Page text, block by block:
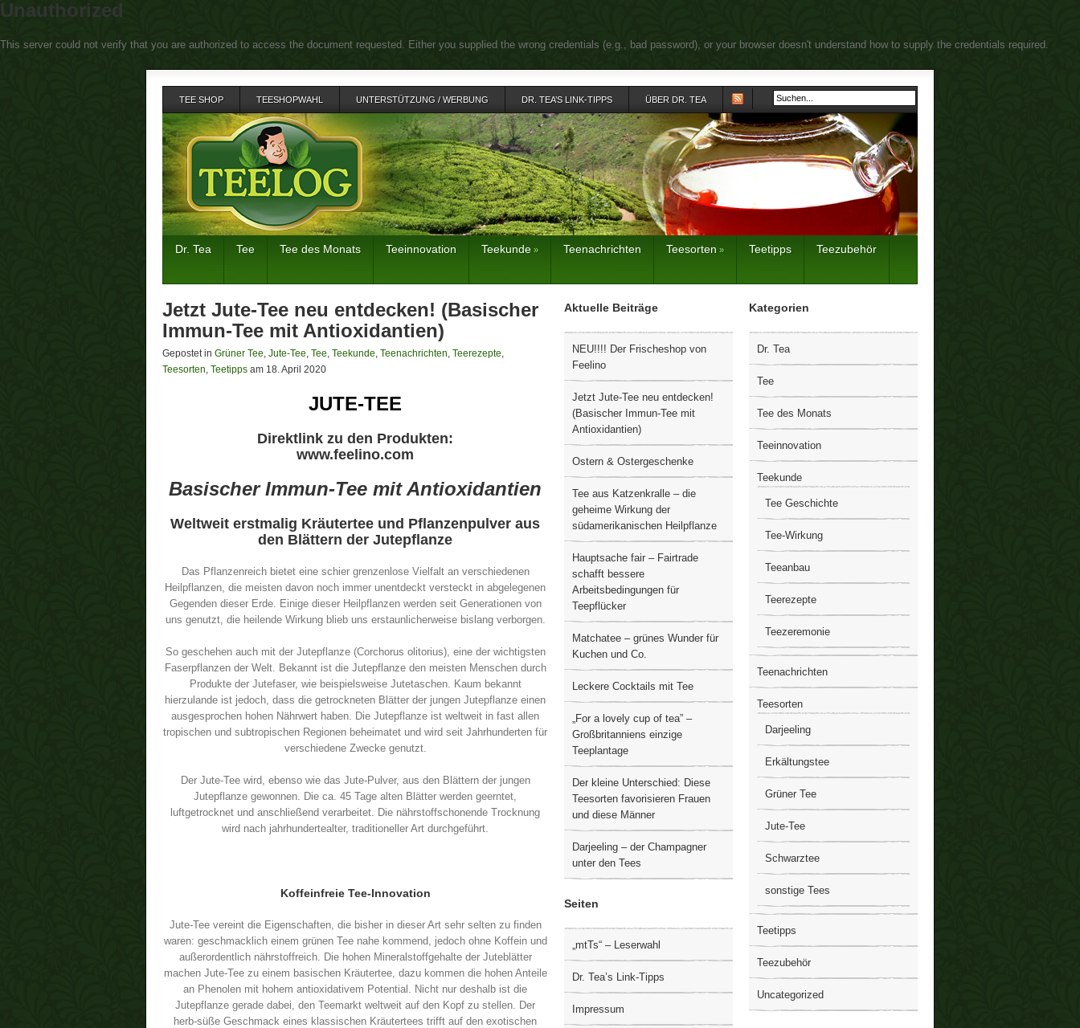
Unauthorized
This server could not verify that you are authorized to access the document requested. Either you supplied the wrong credentials (e.g., bad password), or your browser doesn't understand how to supply the credentials required.
TEE SHOP TEESHOPWAHL UNTERSTÜTZUNG / WERBUNG DR. TEA’S LINK-TIPPS ÜBER DR. TEA
Dr. Tea Tee Tee des Monats Teeinnovation Teekunde » Teenachrichten Teesorten » Teetipps Teezubehör
Jetzt Jute-Tee neu entdecken! (Basischer
Immun-Tee mit Antioxidantien)
Gepostet in Grüner Tee, Jute-Tee, Tee, Teekunde, Teenachrichten, Teerezepte,
Teesorten, Teetipps am 18. April 2020
JUTE-TEE
Direktlink zu den Produkten:
www.feelino.com
Basischer Immun-Tee mit Antioxidantien
Weltweit erstmalig Kräutertee und Pflanzenpulver aus
den Blättern der Jutepflanze
Das Pflanzenreich bietet eine schier grenzenlose Vielfalt an verschiedenen
Heilpflanzen, die meisten davon noch immer unentdeckt versteckt in abgelegenen
Gegenden dieser Erde. Einige dieser Heilpflanzen werden seit Generationen von
uns genutzt, die heilende Wirkung blieb uns erstaunlicherweise bislang verborgen.
So geschehen auch mit der Jutepflanze (Corchorus olitorius), eine der wichtigsten
Faserpflanzen der Welt. Bekannt ist die Jutepflanze den meisten Menschen durch
Produkte der Jutefaser, wie beispielsweise Jutetaschen. Kaum bekannt
hierzulande ist jedoch, dass die getrockneten Blätter der jungen Jutepflanze einen
ausgesprochen hohen Nährwert haben. Die Jutepflanze ist weltweit in fast allen
tropischen und subtropischen Regionen beheimatet und wird seit Jahrhunderten für
verschiedene Zwecke genutzt.
Der Jute-Tee wird, ebenso wie das Jute-Pulver, aus den Blättern der jungen
Jutepflanze gewonnen. Die ca. 45 Tage alten Blätter werden geerntet,
luftgetrocknet und anschließend verarbeitet. Die nährstoffschonende Trocknung
wird nach jahrhundertealter, traditioneller Art durchgeführt.
Koffeinfreie Tee-Innovation
Jute-Tee vereint die Eigenschaften, die bisher in dieser Art sehr selten zu finden
waren: geschmacklich einem grünen Tee nahe kommend, jedoch ohne Koffein und
außerordentlich nährstoffreich. Die hohen Mineralstoffgehalte der Juteblätter
machen Jute-Tee zu einem basischen Kräutertee, dazu kommen die hohen Anteile
an Phenolen mit hohem antioxidativem Potential. Nicht nur deshalb ist die
Jutepflanze gerade dabei, den Teemarkt weltweit auf den Kopf zu stellen. Der
herb-süße Geschmack eines klassischen Kräutertees trifft auf den exotischen
Aktuelle Beiträge
NEU!!!! Der Frischeshop von
Feelino
Jetzt Jute-Tee neu entdecken!
(Basischer Immun-Tee mit
Antioxidantien)
Ostern & Ostergeschenke
Tee aus Katzenkralle – die
geheime Wirkung der
südamerikanischen Heilpflanze
Hauptsache fair – Fairtrade
schafft bessere
Arbeitsbedingungen für
Teepflücker
Matchatee – grünes Wunder für
Kuchen und Co.
Leckere Cocktails mit Tee
„For a lovely cup of tea” –
Großbritanniens einzige
Teeplantage
Der kleine Unterschied: Diese
Teesorten favorisieren Frauen
und diese Männer
Darjeeling – der Champagner
unter den Tees
Seiten
„mtTs“ – Leserwahl
Dr. Tea’s Link-Tipps
Impressum
Kategorien
Dr. Tea
Tee
Tee des Monats
Teeinnovation
Teekunde
Tee Geschichte
Tee-Wirkung
Teeanbau
Teerezepte
Teezeremonie
Teenachrichten
Teesorten
Darjeeling
Erkältungstee
Grüner Tee
Jute-Tee
Schwarztee
sonstige Tees
Teetipps
Teezubehör
Uncategorized